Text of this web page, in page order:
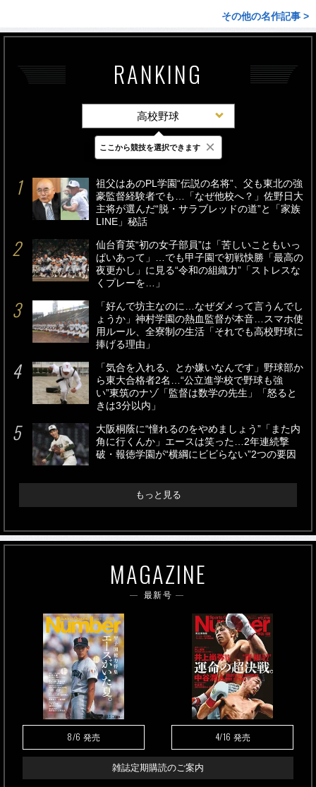
その他の名作記事 >
RANKING
高校野球
最新 24時間 週間
祖父はあのPL学園“伝説の名将”、父も東北の強
豪監督経験者でも…「なぜ他校へ？」佐野日大
主将が選んだ“脱・サラブレッドの道”と「家族
LINE」秘話
仙台育英“初の女子部員”は「苦しいこともいっ
ぱいあって」…でも甲子園で初戦快勝「最高の
夜更かし」に見る“令和の組織力”「ストレスな
くプレーを…」
「好んで坊主なのに…なぜダメって言うんでし
ょうか」神村学園の熱血監督が本音…スマホ使
用ルール、全寮制の生活「それでも高校野球に
捧げる理由」
「気合を入れる、とか嫌いなんです」野球部か
ら東大合格者2名…“公立進学校で野球も強
い”東筑のナゾ「監督は数学の先生」「怒ると
きは3分以内」
大阪桐蔭に“憧れるのをやめましょう”「また内
角に行くんか」エースは笑った…2年連続撃
破・報徳学園が“横綱にビビらない”2つの要因
もっと見る
MAGAZINE
最新号
8/6 発売 4/16 発売
雑誌定期購読のご案内
ここから競技を選択できます ×